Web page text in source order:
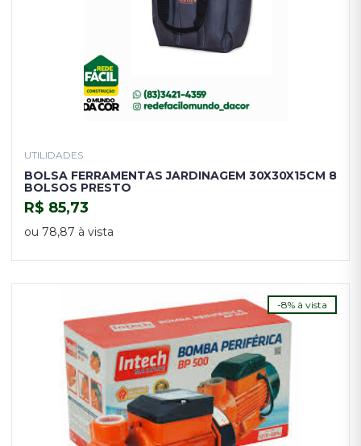
UTILIDADES
BOLSA FERRAMENTAS JARDINAGEM 30X30X15CM 8
BOLSOS PRESTO
R$ 85,73
ou 78,87 à vista
-8% à vista